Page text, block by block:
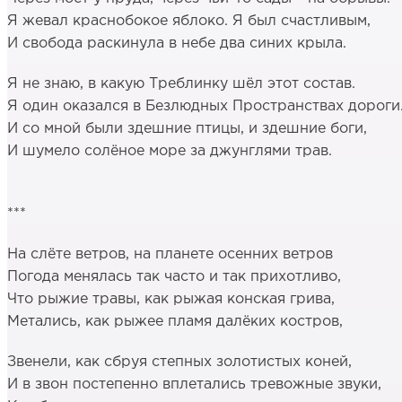
Я жевал краснобокое яблоко. Я был счастливым,
И свобода раскинула в небе два синих крыла.
Я не знаю, в какую Треблинку шёл этот состав.
Я один оказался в Безлюдных Пространствах
И со мной были здешние птицы, и здешние боги,
И шумело солёное море за джунглями трав.
***
На слёте ветров, на планете осенних ветров
Погода менялась так часто и так прихотливо,
Что рыжие травы, как рыжая конская грива,
Метались, как рыжее пламя далёких костров,
Звенели, как сбруя степных золотистых коней,
И в звон постепенно вплетались тревожные звуки,